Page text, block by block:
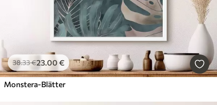
38.33€23.00 €
Monstera-Blätter